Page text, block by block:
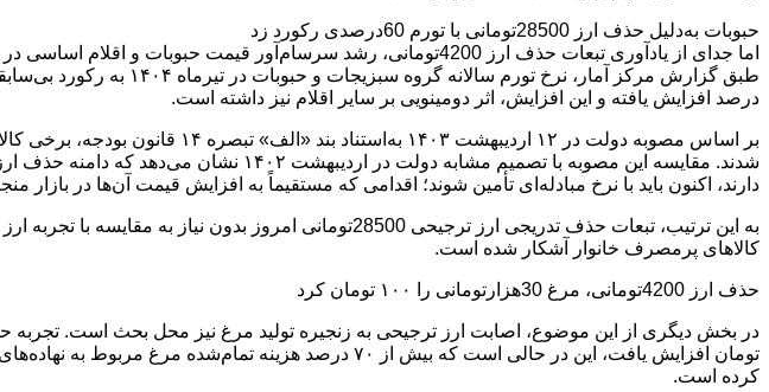
حبوبات به‌دلیل حذف ارز 28500تومانی با تورم 60درصدی رکورد زد
درصد افزایش یافته و این افزایش، اثر دومینویی بر سایر اقلام نیز داشته است.
شدند. مقایسه این مصوبه با تصمیم مشابه
دارند، اکنون باید با نرخ مبادله‌ای تأمین شوند؛ اقدامی که مستقیماً به افزایش قیمت آن‌ها در بازار
کالاهای پرمصرف خانوار آشکار شده است.
حذف ارز 4200تومانی، مرغ 30هزارتومانی را ۱۰۰ تومان کرد
کرده است.